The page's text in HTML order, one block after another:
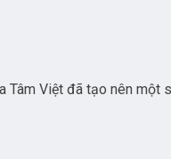
Tâm Việt đã tạo nên